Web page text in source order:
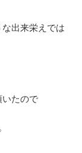
出来栄えでは
いたので